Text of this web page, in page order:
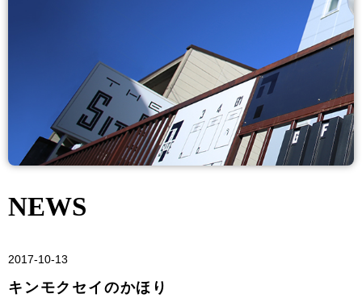
NEWS
2017-10-13
キンモクセイのかほり